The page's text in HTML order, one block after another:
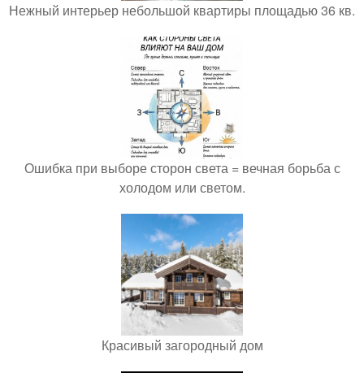
Нежный интерьер небольшой квартиры площадью 36 кв.
Ошибка при выборе сторон света = вечная борьба с
холодом или светом.
Красивый загородный дом